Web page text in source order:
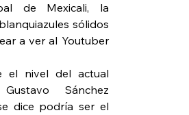
de Mexicali, la
sólidos
a ver al Youtuber
el nivel del actual
Sánchez
dice podría ser el